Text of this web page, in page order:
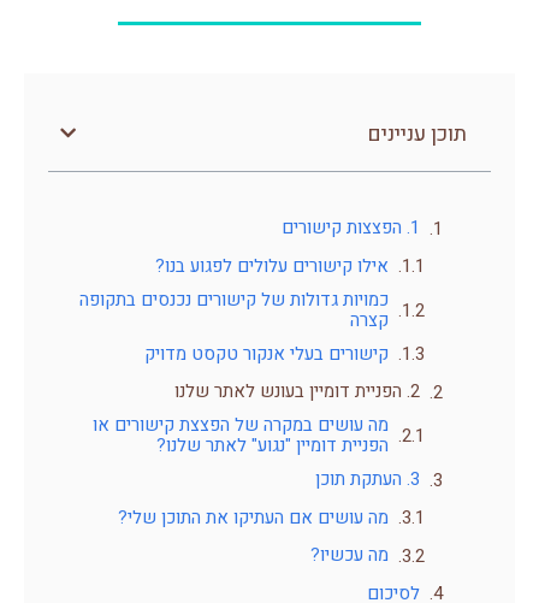
תוכן עניינים
1. הפצצות קישורים
אילו קישורים עלולים לפגוע בנו?
כמויות גדולות של קישורים נכנסים בתקופה
קצרה
קישורים בעלי אנקור טקסט מדויק
2. הפניית דומיין בעונש לאתר שלנו
מה עושים במקרה של הפצצת קישורים או
הפניית דומיין "נגוע" לאתר שלנו?
3. העתקת תוכן
מה עושים אם העתיקו את התוכן שלי?
מה עכשיו?
לסיכום